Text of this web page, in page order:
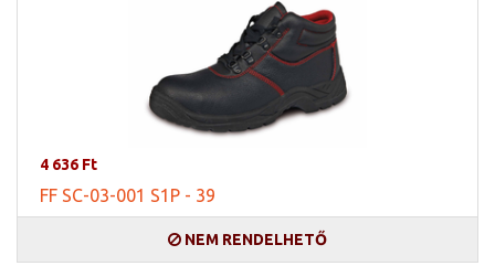
4 636 Ft
FF SC-03-001 S1P - 39
NEM RENDELHETŐ